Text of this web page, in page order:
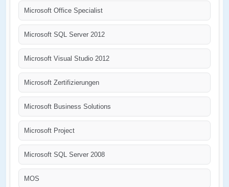
Microsoft Office Specialist
Microsoft SQL Server 2012
Microsoft Visual Studio 2012
Microsoft Zertifizierungen
Microsoft Business Solutions
Microsoft Project
Microsoft SQL Server 2008
MOS